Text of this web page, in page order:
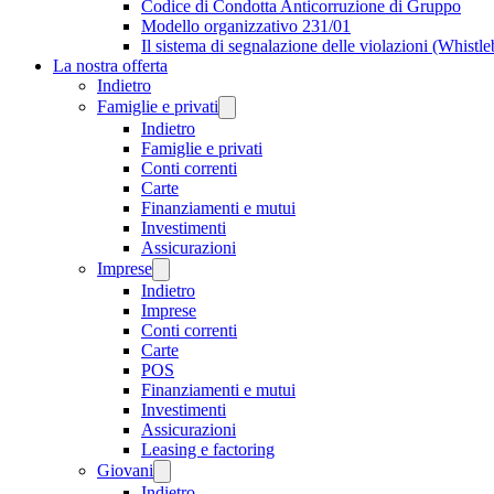
Codice di Condotta Anticorruzione di Gruppo
Modello organizzativo 231/01
Il sistema di segnalazione delle violazioni
La nostra offerta
Indietro
Famiglie e privati
Indietro
Famiglie e privati
Conti correnti
Carte
Finanziamenti e mutui
Investimenti
Assicurazioni
Imprese
Indietro
Imprese
Conti correnti
Carte
POS
Finanziamenti e mutui
Investimenti
Assicurazioni
Leasing e factoring
Giovani